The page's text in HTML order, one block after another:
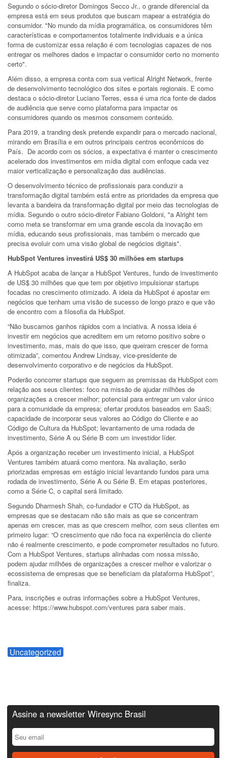
Segundo o sócio-diretor Domingos Secco Jr., o grande diferencial da
empresa está em seus produtos que buscam mapear a estratégia do
consumidor. "No mundo da mídia programática, os consumidores têm
características e comportamentos totalmente individuais e a única
forma de customizar essa relação é com tecnologias capazes de nos
entregar os melhores dados e impactar o consumidor certo no momento
certo".
Além disso, a empresa conta com sua vertical Alright Network, frente
de desenvolvimento tecnológico dos sites e portais regionais. E como
destaca o sócio-diretor Luciano Terres, essa é uma rica fonte de dados
de audiência que serve como plataforma para impactar os
consumidores quando os mesmos consomem conteúdo.
Para 2019, a tranding desk pretende expandir para o mercado nacional,
mirando em Brasília e em outros principais centros econômicos do
País. De acordo com os sócios, a expectativa é manter o crescimento
acelerado dos investimentos em mídia digital com enfoque cada vez
maior verticalização e personalização das audiências.
O desenvolvimento técnico de profissionais para conduzir a
transformação digital também está entre as prioridades da empresa que
levanta a bandeira da transformação digital por meio das tecnologias de
mídia. Segundo o outro sócio-diretor Fabiano Goldoni, "a Alright tem
como meta se transformar em uma grande escola da inovação em
mídia, educando seus profissionais, mas também o mercado que
precisa evoluir com uma visão global de negócios digitais".
HubSpot Ventures investirá US$ 30 milhões em startups
A HubSpot acaba de lançar a HubSpot Ventures, fundo de investimento
de US$ 30 milhões que que tem por objetivo impulsionar startups
focadas no crescimento otimizado. A ideia da HubSpot é apostar em
negócios que tenham uma visão de sucesso de longo prazo e que vão
de encontro com a filosofia da HubSpot.
“Não buscamos ganhos rápidos com a inciativa. A nossa ideia é
investir em negócios que acreditem em um retorno positivo sobre o
investimento, mas, mais do que isso, que queiram crescer de forma
otimizada”, comentou Andrew Lindsay, vice-presidente de
desenvolvimento corporativo e de negócios da HubSpot.
Poderão concorrer startups que seguem as premissas da HubSpot com
relação aos seus clientes: foco na missão de ajudar milhões de
organizações a crescer melhor; potencial para entregar um valor único
para a comunidade da empresa; ofertar produtos baseados em SaaS;
capacidade de incorporar seus valores ao Código do Cliente e ao
Código de Cultura da HubSpot; levantamento de uma rodada de
investimento, Série A ou Série B com um investidor líder.
Após a organização receber um investimento inicial, a HubSpot
Ventures também atuará como mentora. Na avaliação, serão
priorizadas empresas em estágio inicial levantando fundos para uma
rodada de investimento, Série A ou Série B. Em etapas posteriores,
como a Série C, o capital será limitado.
Segundo Dharmesh Shah, co-fundador e CTO da HubSpot, as
empresas que se destacam não são mais as que se concentram
apenas em crescer, mas as que crescem melhor, com seus clientes em
primeiro lugar: “O crescimento que não foca na experiência do cliente
não é realmente crescimento, e pode comprometer resultados no futuro.
Com a HubSpot Ventures, startups alinhadas com nossa missão,
podem ajudar milhões de organizações a crescer melhor e valorizar o
ecossistema de empresas que se beneficiam da plataforma HubSpot”,
finaliza.
Para, inscrições e outras informações sobre a HubSpot Ventures,
acesse: https://www.hubspot.com/ventures para saber mais.
Uncategorized
Assine a newsletter Wiresync Brasil